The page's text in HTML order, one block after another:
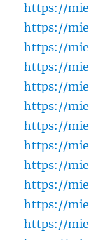
https://
https://
https://
https://
https://
https://
https://
https://
https://
https://
https://
https://